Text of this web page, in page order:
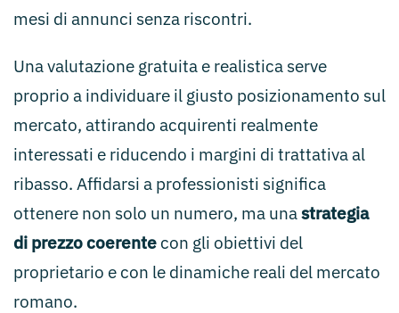
mesi di annunci senza riscontri.
Una valutazione gratuita e realistica serve
proprio a individuare il giusto posizionamento sul
mercato, attirando acquirenti realmente
interessati e riducendo i margini di trattativa al
ribasso. Affidarsi a professionisti significa
ottenere non solo un numero, ma unastrategia
di prezzo coerente con gli obiettivi del
proprietario e con le dinamiche reali del mercato
romano.